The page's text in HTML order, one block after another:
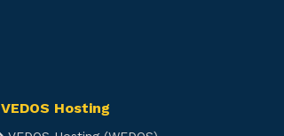
VEDOS Hosting